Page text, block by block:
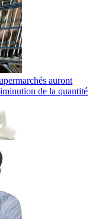
auront
de la quantité